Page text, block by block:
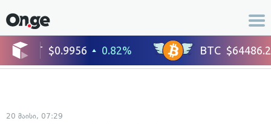
20 მაისი, 07:29